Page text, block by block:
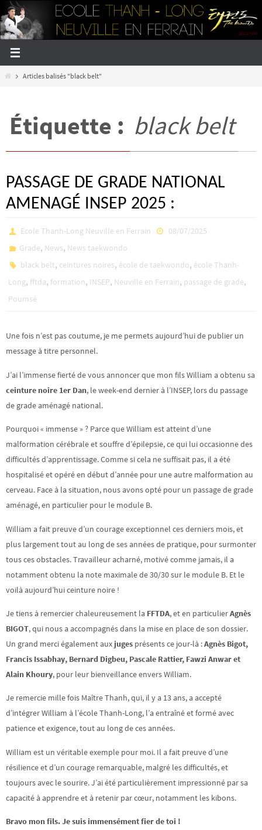
Passer
vers
le
contenu
HomeArticles balisés "black belt"
Étiquette : black belt
PASSAGE DE GRADE NATIONAL
AMENAGÉ INSEP 2025 :
Ecole Thanh-Long Neuville en Ferrain
08/07/2025
Grade, News, News taekwondo
black belt, ceintures noires, école de taekwondo, école Thanh-
Long, fftda, formation, INSEP, Neuville en Ferrain, passage de grade,
Poumsé
Une fois n’est pas coutume, je me permets aujourd’hui de publier un
message à titre personnel.
J’ai l’immense fierté de vous annoncer que mon fils William a obtenu sa
ceinture noire 1er Dan, le week-end dernier à l’INSEP, lors du passage
de grade aménagé national.
Pourquoi « immense » ? Parce que William est atteint d’une
malformation cérébrale et souffre d’épilepsie, ce qui lui occasionne des
difficultés d’apprentissage. Comme si cela ne suffisait pas, il a été
hospitalisé et opéré en début d’année pour une autre malformation au
cerveau. Face à la situation, nous avons opté pour un passage de grade
aménagé, en particulier pour le module B.
William a fait preuve d’un courage exceptionnel ces derniers mois, et
plus largement tout au long de ses années de pratique, pour surmonter
tous ces obstacles. Travailleur acharné, motivé comme jamais, il a
notamment obtenu la note maximale de 30/30 sur le module B. Et le
voilà aujourd’hui ceinture noire !
Je tiens à remercier chaleureusement la FFTDA, et en particulierAgnès
BIGOT, qui nous a accompagnés dans la mise en place de son dossier.
Un grand merci également aux juges présents ce jour-là :Agnès Bigot,
Francis Issabhay, Bernard Digbeu, Pascale Rattier, Fawzi Anwar et
Alain Khoury, pour leur bienveillance envers William.
Je remercie mille fois Maître Thanh, qui, il y a 13 ans, a accepté
d’intégrer William à l’école Thanh-Long, l’a entraîné et formé avec
patience et exigence, tout au long de ces années.
William est un véritable exemple pour moi. Il a fait preuve d’une
résilience et d’un courage remarquable, malgré les difficultés, et
toujours avec le sourire. J’ai été particulièrement impressionné par sa
capacité à apprendre et à retenir par cœur, notamment les kibons.
Bravo mon fils. Je suis immensément fier de toi !